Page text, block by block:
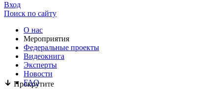
Прокрутите
Вход
Поиск по сайту
О нас
Mероприятия
Федеральные проекты
Видеокнига
Эксперты
Новости
FAQ